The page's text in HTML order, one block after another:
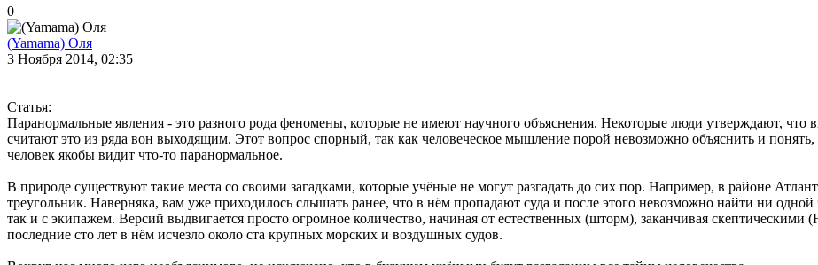
0
(Yamama) Оля
3 Ноября 2014, 02:35
Статья:
Паранормальные явления - это разного рода феномены, которые не имеют научного объяснения. Некоторые люди утверждают, что
считают это из ряда вон выходящим. Этот вопрос спорный, так как человеческое мышление порой невозможно объяснить и
человек якобы видит что-то паранормальное.
В природе существуют такие места со своими загадками, которые учёные не могут разгадать до сих пор. Например, в районе
треугольник. Наверняка, вам уже приходилось слышать ранее, что в нём пропадают суда и после этого невозможно найти ни
так и с экипажем. Версий выдвигается просто огромное количество, начиная от естественных (шторм), заканчивая
последние сто лет в нём исчезло около ста крупных морских и воздушных судов.